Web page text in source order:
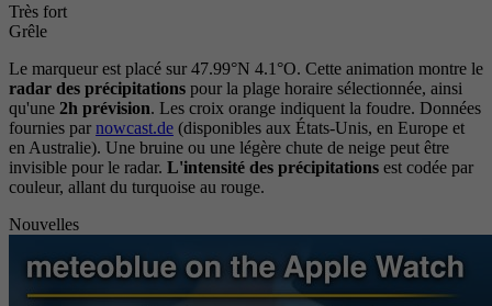
Très fort
Grêle
Le marqueur est placé sur 47.99°N 4.1°O. Cette animation montre le
radar des précipitations pour la plage horaire sélectionnée, ainsi
qu'une 2h prévision. Les croix orange indiquent la foudre. Données
fournies par nowcast.de (disponibles aux États-Unis, en Europe et
en Australie). Une bruine ou une légère chute de neige peut être
invisible pour le radar. L'intensité des précipitations est codée par
couleur, allant du turquoise au rouge.
Nouvelles